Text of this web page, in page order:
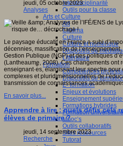
Interdisciplinarité
Outils pour la classe
Arts et Culture
Art
Cinéma
Culture
Culture et numérique
Dispositifs de
Littérature
Formation
Compétences
Dispositifs de
E- formation
Enjeux et évolutions
Enseignement
Formations hybrides
Formation universitaire
Mooc’s
Outils collaboratifs
Sites ressources
Tutorat
jeudi, 05 octobre 2023
Analyses
Le paysage éducatif en France a subi
décennies, massification de
Gestion Publique (NGP) et des politiques
(Lantheaume, 2008). Ces changements ont
enseignant·es, élargissant leur spectre
complexes et pluridimensionnelles de
transmission de connaissances
En savoir plus...
Apprendre à lire : quels défis cela
élèves de primaire ?
jeudi, 14 septembre 2023
Recherche